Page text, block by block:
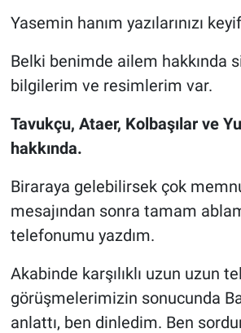
Yasemin hanım yazılarınızı
Belki benimde ailem hakkında
bilgilerim ve resimlerim var.
Tavukçu, Ataer, Kolbaşılar ve
hakkında.
Biraraya gelebilirsek çok
mesajından sonra tamam
telefonumu yazdım.
Akabinde karşılıklı uzun uzun
görüşmelerimizin sonucunda
anlattı, ben dinledim. Ben
Haberde İnsan